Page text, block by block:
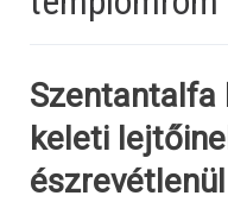
Szentantalfa
keleti